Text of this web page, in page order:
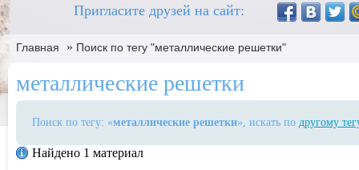
Пригласите друзей на сайт:
Главная » Поиск по тегу "металлические решетки"
металлические решетки
Поиск по тегу: «металлические решетки», искать по другому
Найдено 1 материал